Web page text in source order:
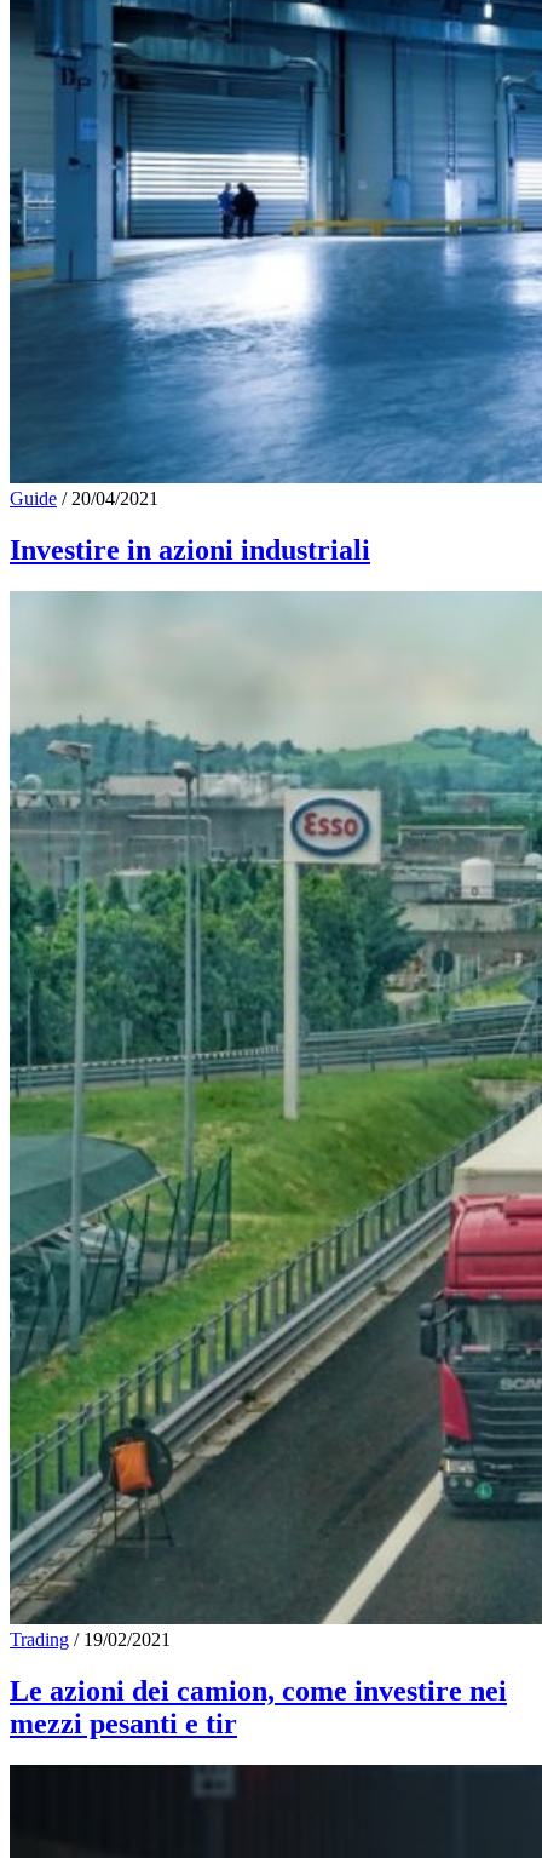
Guide / 20/04/2021
Investire in azioni industriali
Trading / 19/02/2021
Le azioni dei camion, come investire nei
mezzi pesanti e tir